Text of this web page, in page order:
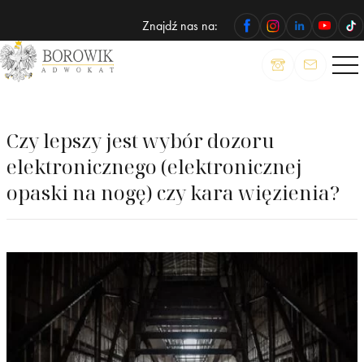
Znajdź nas na:
ADWOKAT
Wojciech
Czy lepszy jest wybór dozoru
elektronicznego (elektronicznej
opaski na nogę) czy kara więzienia?